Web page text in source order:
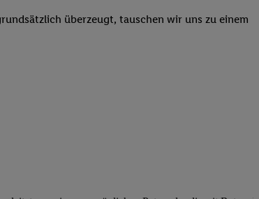
überzeugt, tauschen wir uns zu einem